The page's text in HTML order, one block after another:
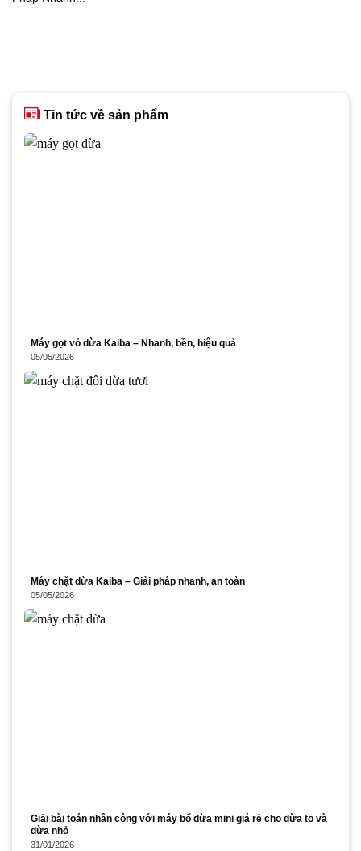
Tin tức về sản phẩm
Máy gọt vỏ dừa Kaiba – Nhanh, bền, hiệu quả
05/05/2026
Máy chặt dừa Kaiba – Giải pháp nhanh, an toàn
05/05/2026
Giải bài toán nhân công với máy bổ dừa mini giá rẻ cho dừa to và
dừa nhỏ
31/01/2026